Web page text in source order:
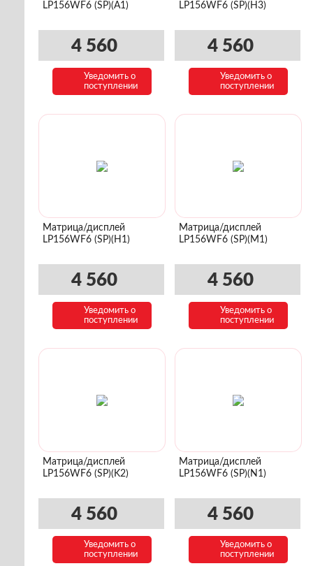
LP156WF6 (SP)(A1)
4 560
Уведомить о
поступлении
LP156WF6 (SP)(H3)
4 560
Уведомить о
поступлении
Матрица/дисплей
LP156WF6 (SP)(H1)
4 560
Уведомить о
поступлении
Матрица/дисплей
LP156WF6 (SP)(M1)
4 560
Уведомить о
поступлении
Матрица/дисплей
LP156WF6 (SP)(K2)
4 560
Уведомить о
поступлении
Матрица/дисплей
LP156WF6 (SP)(N1)
4 560
Уведомить о
поступлении